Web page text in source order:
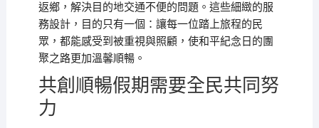
返鄉，解決目的地交通不便的問題。這些細緻的服
務設計，目的只有一個：讓每一位踏上旅程的民
眾，都能感受到被重視與照顧，使和平紀念日的團
聚之路更加溫馨順暢。
共創順暢假期需要全民共同努
力